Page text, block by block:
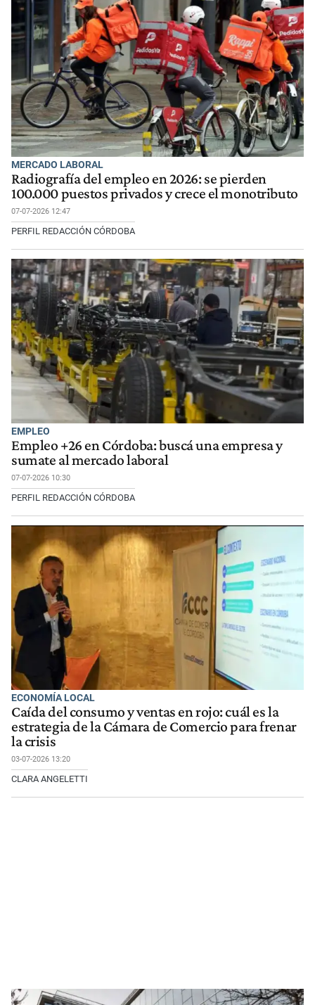
MERCADO LABORAL
Radiografía del empleo en 2026: se pierden
100.000 puestos privados y crece el monotributo
07-07-2026 12:47
PERFIL REDACCIÓN CÓRDOBA
EMPLEO
Empleo +26 en Córdoba: buscá una empresa y
sumate al mercado laboral
07-07-2026 10:30
PERFIL REDACCIÓN CÓRDOBA
ECONOMÍA LOCAL
Caída del consumo y ventas en rojo: cuál es la
estrategia de la Cámara de Comercio para frenar
la crisis
03-07-2026 13:20
CLARA ANGELETTI